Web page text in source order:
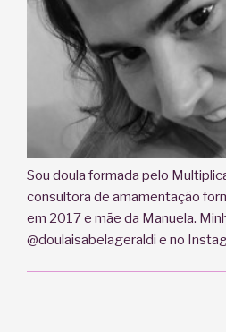
Sou doula formada pelo
consultora de amamentação
em 2017 e mãe da Manuela.
@doulaisabelageraldi e no